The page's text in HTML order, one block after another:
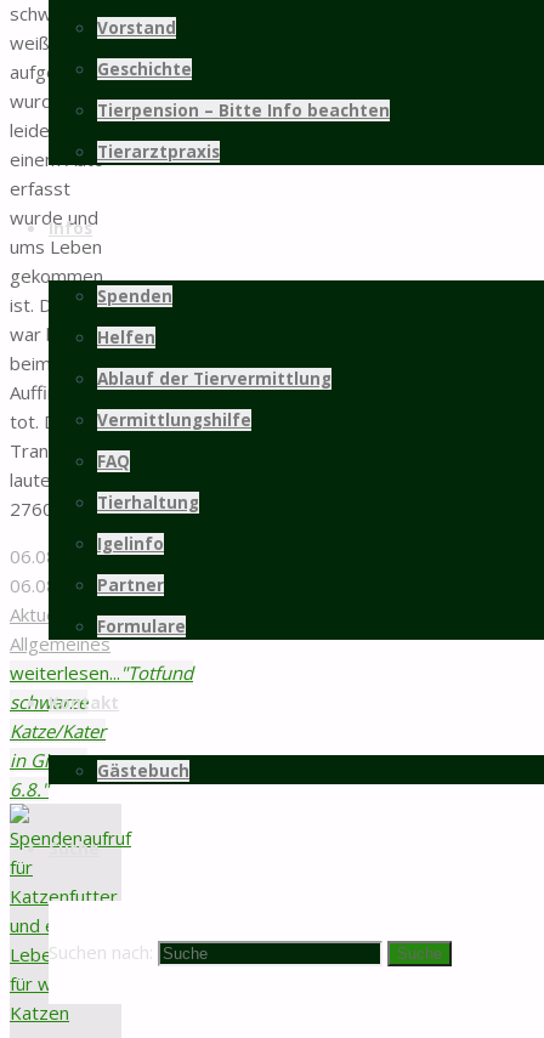
Vorstand
Geschichte
Tierpension – Bitte Info beachten
Tierarztpraxis
Infos
Spenden
Helfen
Ablauf der Tiervermittlung
Vermittlungshilfe
FAQ
Tierhaltung
Igelinfo
Partner
Formulare
Kontakt
Gästebuch
Suche
Suchen nach: Suche
schwarz-
weiß
aufgefunden
wurde, die
leider von
einem Auto
erfasst
wurde und
ums Leben
gekommen
ist. Das Tier
war bereits
beim
Auffinden
tot. Die
Transpondernr.
lautet:
276098108564566
06.08.2026
06.08.2026
Aktuelles
Allgemeines
weiterlesen... "Totfund
schwarze
Katze/Kater
in Giesen
6.8."